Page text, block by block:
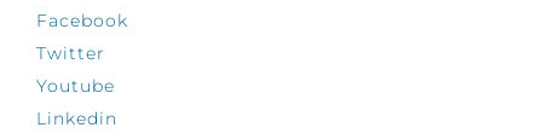
Facebook
Twitter
Youtube
Linkedin